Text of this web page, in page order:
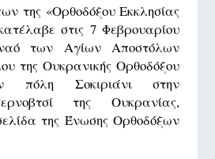
της «Ορθοδόξου Εκκλησίας
στις 7 Φεβρουαρίου
των Αγίων Αποστόλων
της Ουκρανικής Ορθοδόξου
πόλη Σοκιριάνι στην
της Ουκρανίας,
της Ένωσης Ορθοδόξων